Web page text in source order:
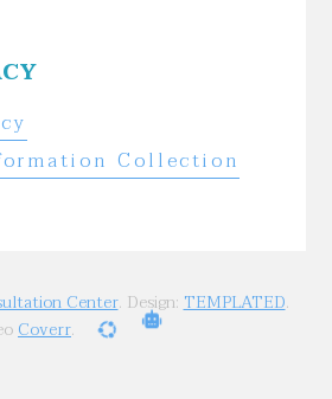
Collection
Center. Design:TEMPLATED.
Coverr.